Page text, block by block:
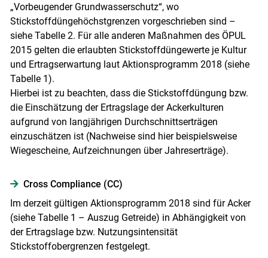
„Vorbeugender Grundwasserschutz“, wo
Stickstoffdüngehöchstgrenzen vorgeschrieben sind –
siehe Tabelle 2. Für alle anderen Maßnahmen des ÖPUL
2015 gelten die erlaubten Stickstoffdüngewerte je Kultur
und Ertragserwartung laut Aktionsprogramm 2018 (siehe
Tabelle 1).
Hierbei ist zu beachten, dass die Stickstoffdüngung bzw.
die Einschätzung der Ertragslage der Ackerkulturen
aufgrund von langjährigen Durchschnittserträgen
einzuschätzen ist (Nachweise sind hier beispielsweise
Wiegescheine, Aufzeichnungen über Jahreserträge).
Cross Compliance (CC)
Im derzeit gültigen Aktionsprogramm 2018 sind für Acker
(siehe Tabelle 1 – Auszug Getreide) in Abhängigkeit von
der Ertragslage bzw. Nutzungsintensität
Stickstoffobergrenzen festgelegt.